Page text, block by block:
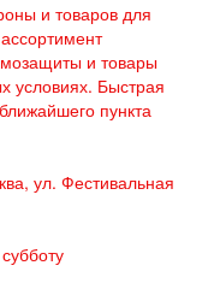
и товаров для
и товары
условиях. Быстрая
пункта
ул. Фестивальная